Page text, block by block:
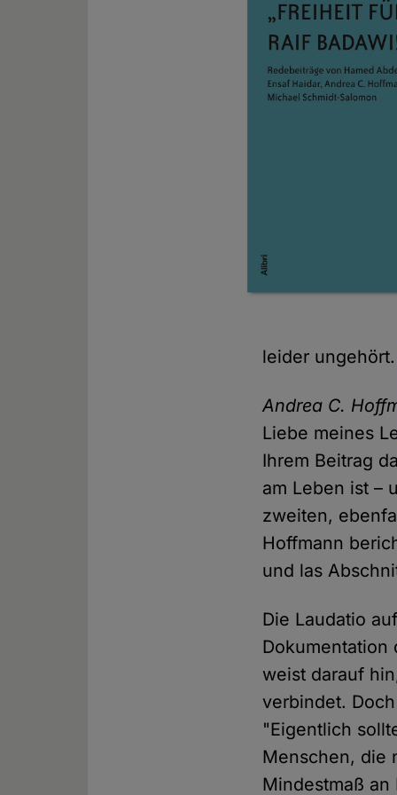
leider ungehört.
Andrea C.
Liebe meines
Ihrem Beitrag
am Leben ist –
zweiten,
Hoffmann
und las
Die Laudatio
Dokumentation
weist darauf
verbindet.
"Eigentlich
Menschen, die
Mindestmaß